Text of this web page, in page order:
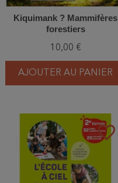
Kiquimank ? Mammifères
forestiers
10,00 €
AJOUTER AU PANIER
favorite_border